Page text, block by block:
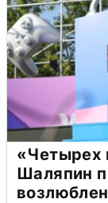
«Четырех
Шаляпин